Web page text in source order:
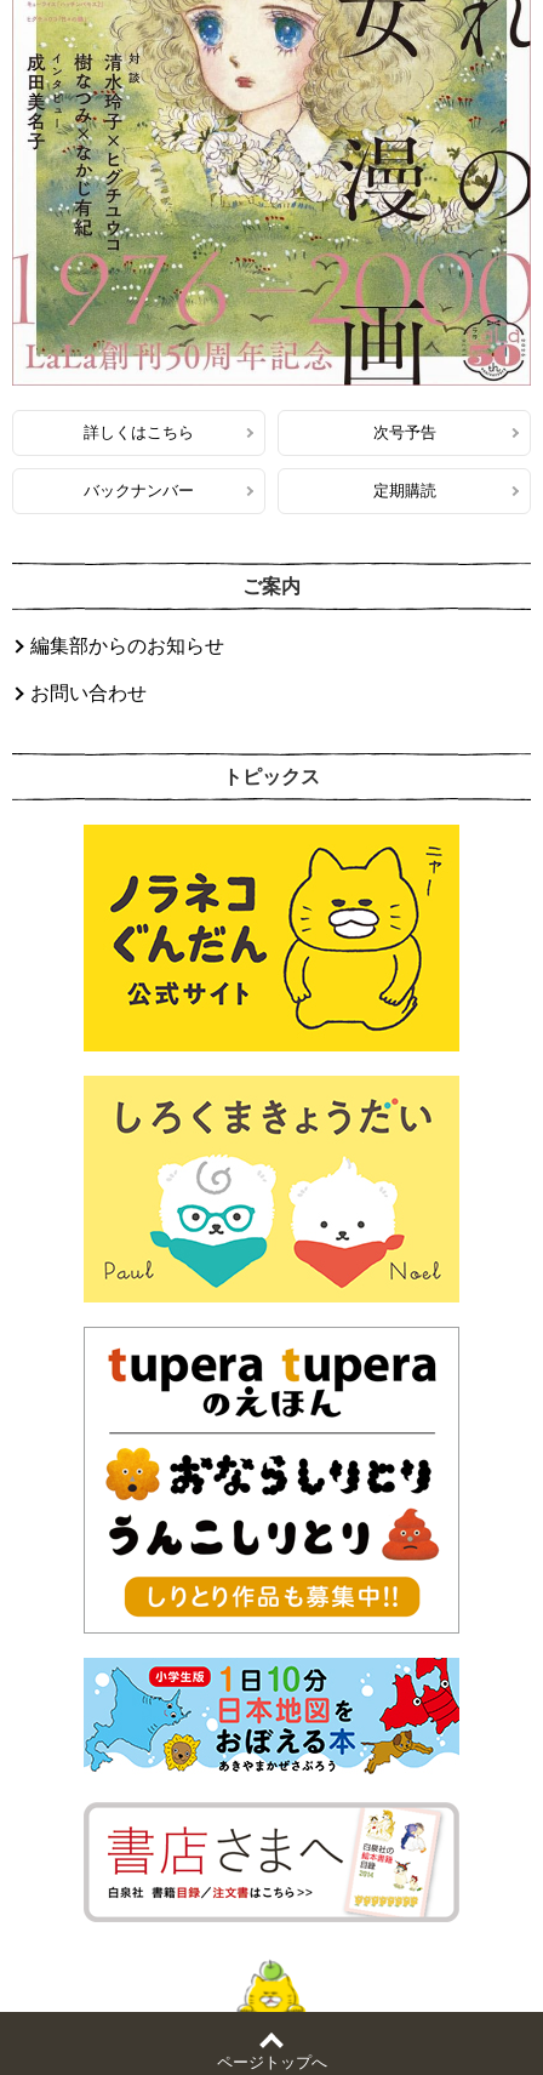
詳しくはこちら 次号予告
バックナンバー 定期購読
ご案内
編集部からのお知らせ
お問い合わせ
トピックス
ページトップへ